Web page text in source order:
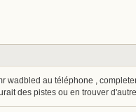
au téléphone ,
des pistes ou en trouver